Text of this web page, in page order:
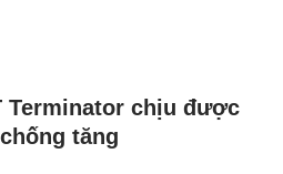
Terminator chịu được
tăng